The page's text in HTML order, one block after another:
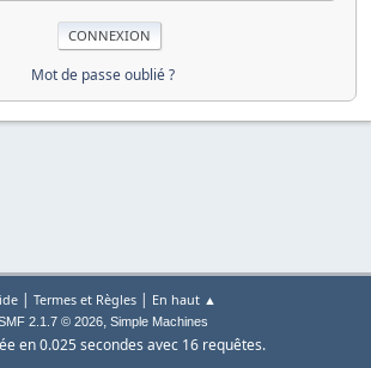
Mot de passe oublié ?
| Termes et Règles| En haut ▲
2.1.7 © 2026, Simple Machines
en 0.025 secondes avec 16 requêtes.